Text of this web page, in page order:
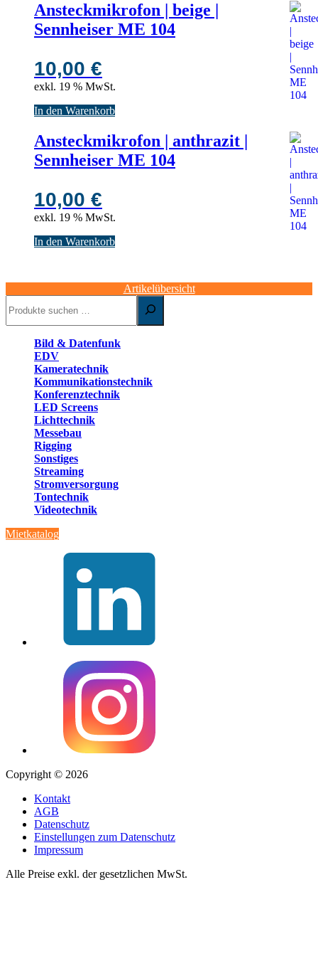
Ansteckmikrofon | beige |
Sennheiser ME 104
10,00 €
exkl. 19 % MwSt.
In den Warenkorb
Ansteckmikrofon | anthrazit |
Sennheiser ME 104
10,00 €
exkl. 19 % MwSt.
In den Warenkorb
Artikelübersicht
Bild & Datenfunk
EDV
Kameratechnik
Kommunikationstechnik
Konferenztechnik
LED Screens
Lichttechnik
Messebau
Rigging
Sonstiges
Streaming
Stromversorgung
Tontechnik
Videotechnik
Mietkatalog
Copyright © 2026
Kontakt
AGB
Datenschutz
Einstellungen zum Datenschutz
Impressum
Alle Preise exkl. der gesetzlichen MwSt.